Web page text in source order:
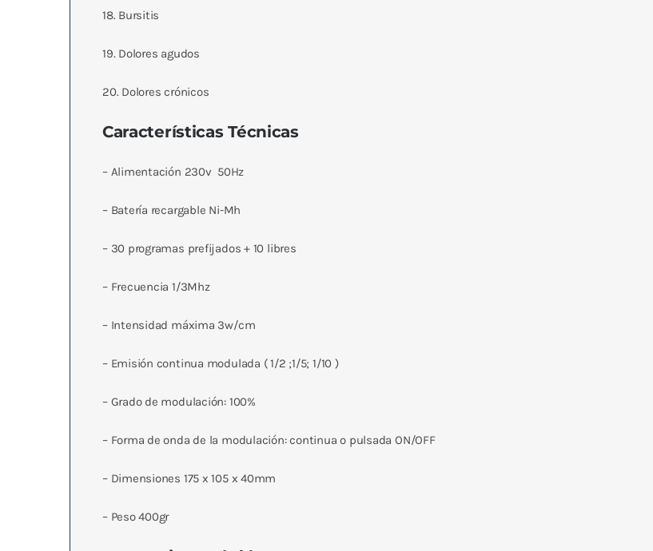
18. Bursitis
19. Dolores agudos
20. Dolores crónicos
Caracterí­sticas Técnicas
– Alimentación 230v  50Hz
– Batería recargable Ni-Mh
– 30 programas prefijados + 10 libres
– Frecuencia 1/3Mhz
– Intensidad máxima 3w/cm
– Emisión continua modulada ( 1/2 ;1/5; 1/10 )
– Grado de modulación: 100%
– Forma de onda de la modulación: continua o pulsada ON/OFF
– Dimensiones 175 x 105 x 40mm
– Peso 400gr